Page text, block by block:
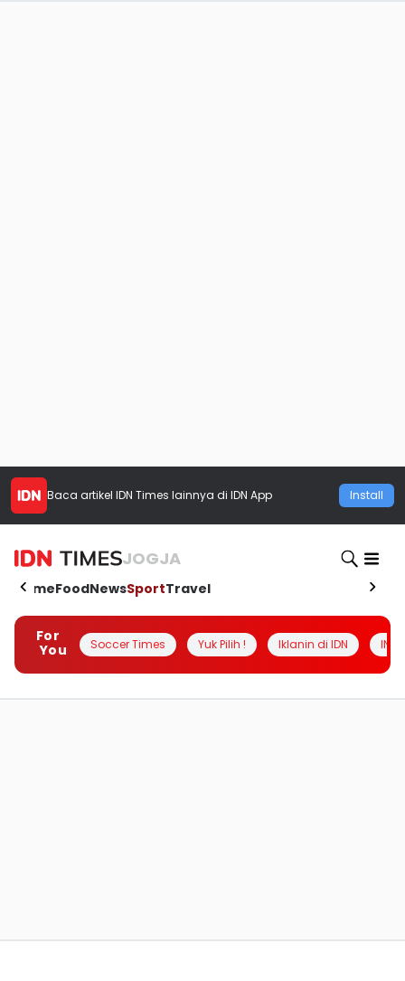
Baca artikel IDN Times lainnya di IDN App Install
JOGJA
HomeFoodNewsSportTravel
For
You
Soccer Times Yuk Pilih ! Iklanin di IDN